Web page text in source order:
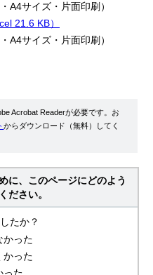
A4サイズ・片面印刷）
21.6 KB）
A4サイズ・片面印刷）
Acrobat Readerが必要です。お
からダウンロード（無料）してく
に、このページにどのよう
ださい。
たか？
かった
かった